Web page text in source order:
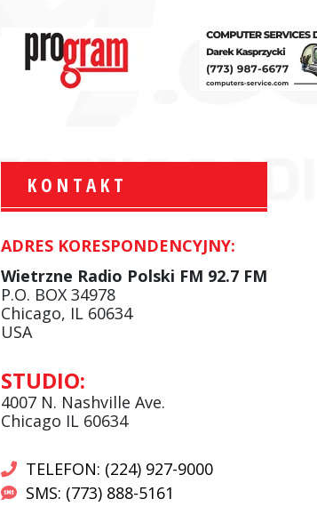
KONTAKT
ADRES KORESPONDENCYJNY:
Wietrzne Radio Polski FM 92.7 FM
P.O. BOX 34978
Chicago, IL 60634
USA
STUDIO:
4007 N. Nashville Ave.
Chicago IL 60634
TELEFON: (224) 927-9000
SMS: (773) 888-5161
Krzysztof Wawer:
Komentator
facebook